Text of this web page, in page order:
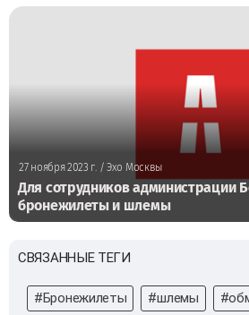
27 ноября 2023 г./ Эхо Москвы
Для сотрудников администрации
бронежилеты и шлемы
СВЯЗАННЫЕ ТЕГИ
#Бронежилеты #шлемы